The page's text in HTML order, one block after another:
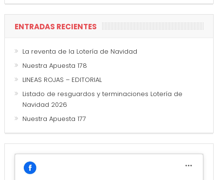
ENTRADAS RECIENTES
La reventa de la Lotería de Navidad
Nuestra Apuesta 178
LINEAS ROJAS – EDITORIAL
Listado de resguardos y terminaciones Lotería de
Navidad 2026
Nuestra Apuesta 177